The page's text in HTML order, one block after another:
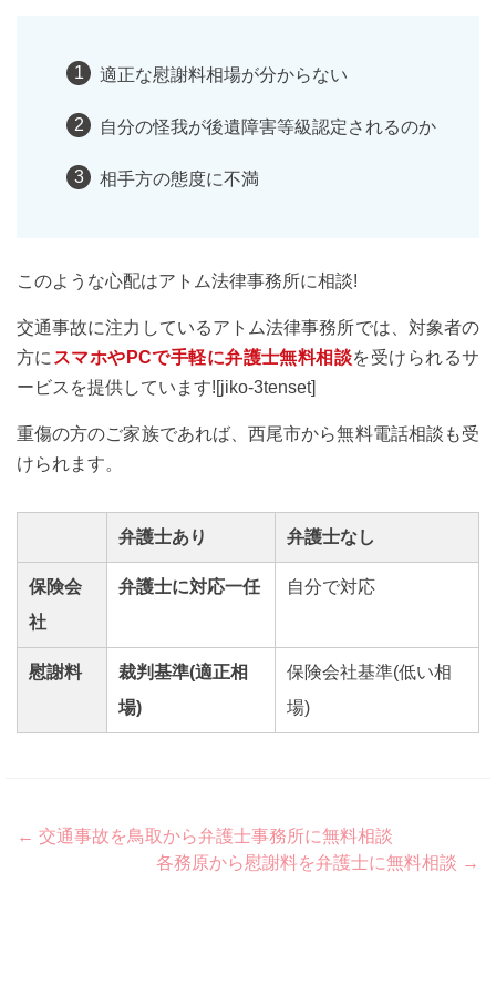
適正な慰謝料相場が分からない
自分の怪我が後遺障害等級認定されるのか
相手方の態度に不満
このような心配はアトム法律事務所に相談!
交通事故に注力しているアトム法律事務所では、対象者の
方に スマホやPCで手軽に弁護士無料相談を受けられるサ
ービスを提供しています![jiko-3tenset]
重傷の方のご家族であれば、西尾市から無料電話相談も受
けられます。
弁護士あり 弁護士なし
保険会
社
弁護士に対応一任 自分で対応
慰謝料
裁判基準(適正相
場)
保険会社基準(低い相
場)
Post
navigation
← 交通事故を鳥取から弁護士事務所に無料相談
各務原から慰謝料を弁護士に無料相談 →